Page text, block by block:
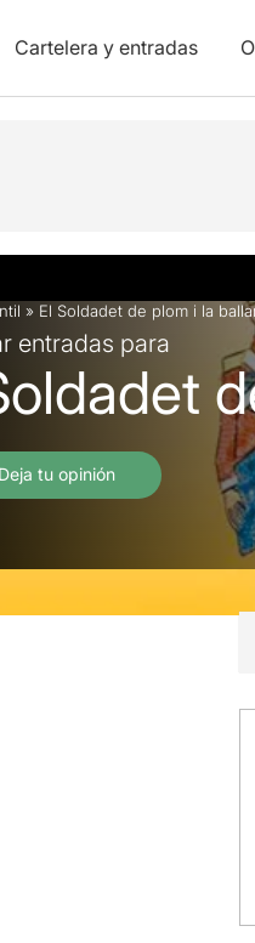
Cartelera y entradas
Ficha artística Fotos y
» El Soldadet de plom i la
entradas para
Deja tu opinión